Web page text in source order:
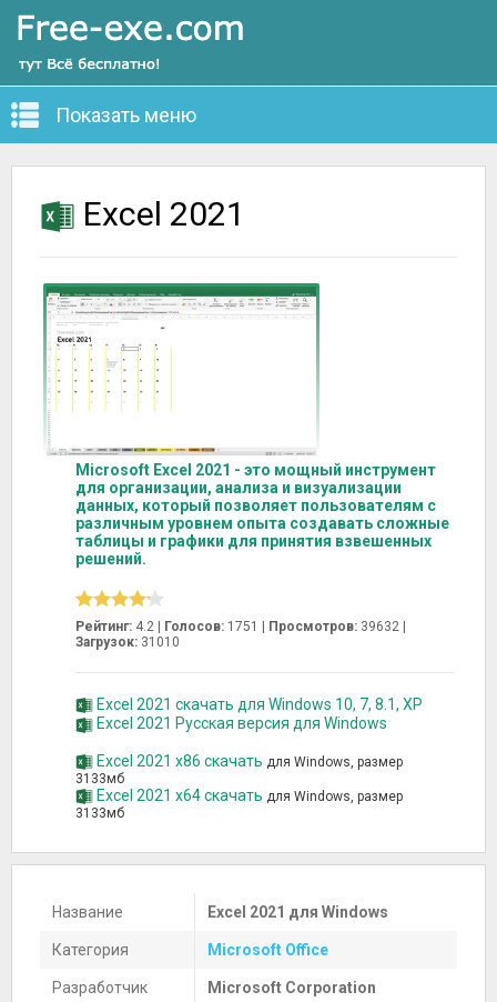
Показать меню
Excel 2021
Microsoft Excel 2021 - это мощный инструмент
для организации, анализа и визуализации
данных, который позволяет пользователям с
различным уровнем опыта создавать сложные
таблицы и графики для принятия взвешенных
решений.
Рейтинг: 4.2 | Голосов: 1751 Просмотров: 39632 |
Загрузок: 31010
Excel 2021 скачать для Windows 10, 7, 8.1, XP
Excel 2021 Русская версия для Windows
Excel 2021 x86 скачать для Windows, размер
3133мб
Excel 2021 x64 скачать для Windows, размер
3133мб
Название Excel 2021 для Windows
Категория Microsoft Office
Разработчик Microsoft Corporation